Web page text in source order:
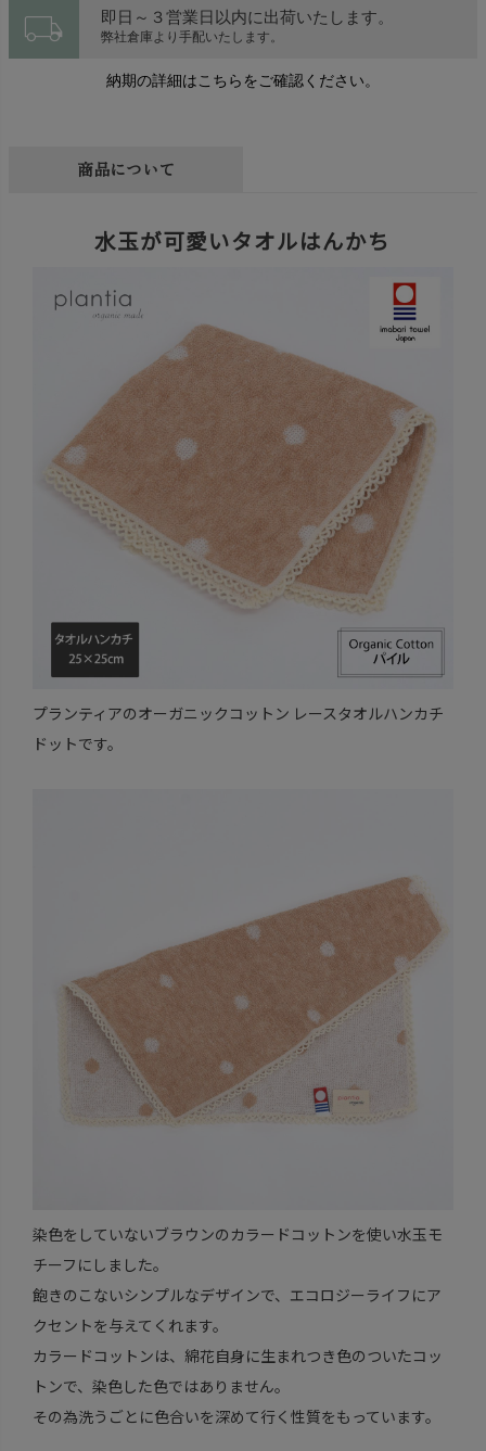
local_shipping 即日～３営業日以内に出荷いたします。
弊社倉庫より手配いたします。
納期の詳細はこちらをご確認ください。
商品について
水玉が可愛いタオルはんかち
プランティアのオーガニックコットン レースタオルハンカチ
ドットです。
染色をしていないブラウンのカラードコットンを使い水玉モ
チーフにしました。
飽きのこないシンプルなデザインで、エコロジーライフにア
クセントを与えてくれます。
カラードコットンは、綿花自身に生まれつき色のついたコッ
トンで、染色した色ではありません。
その為洗うごとに色合いを深めて行く性質をもっています。